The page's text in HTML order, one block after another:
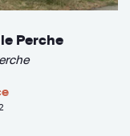
Perche